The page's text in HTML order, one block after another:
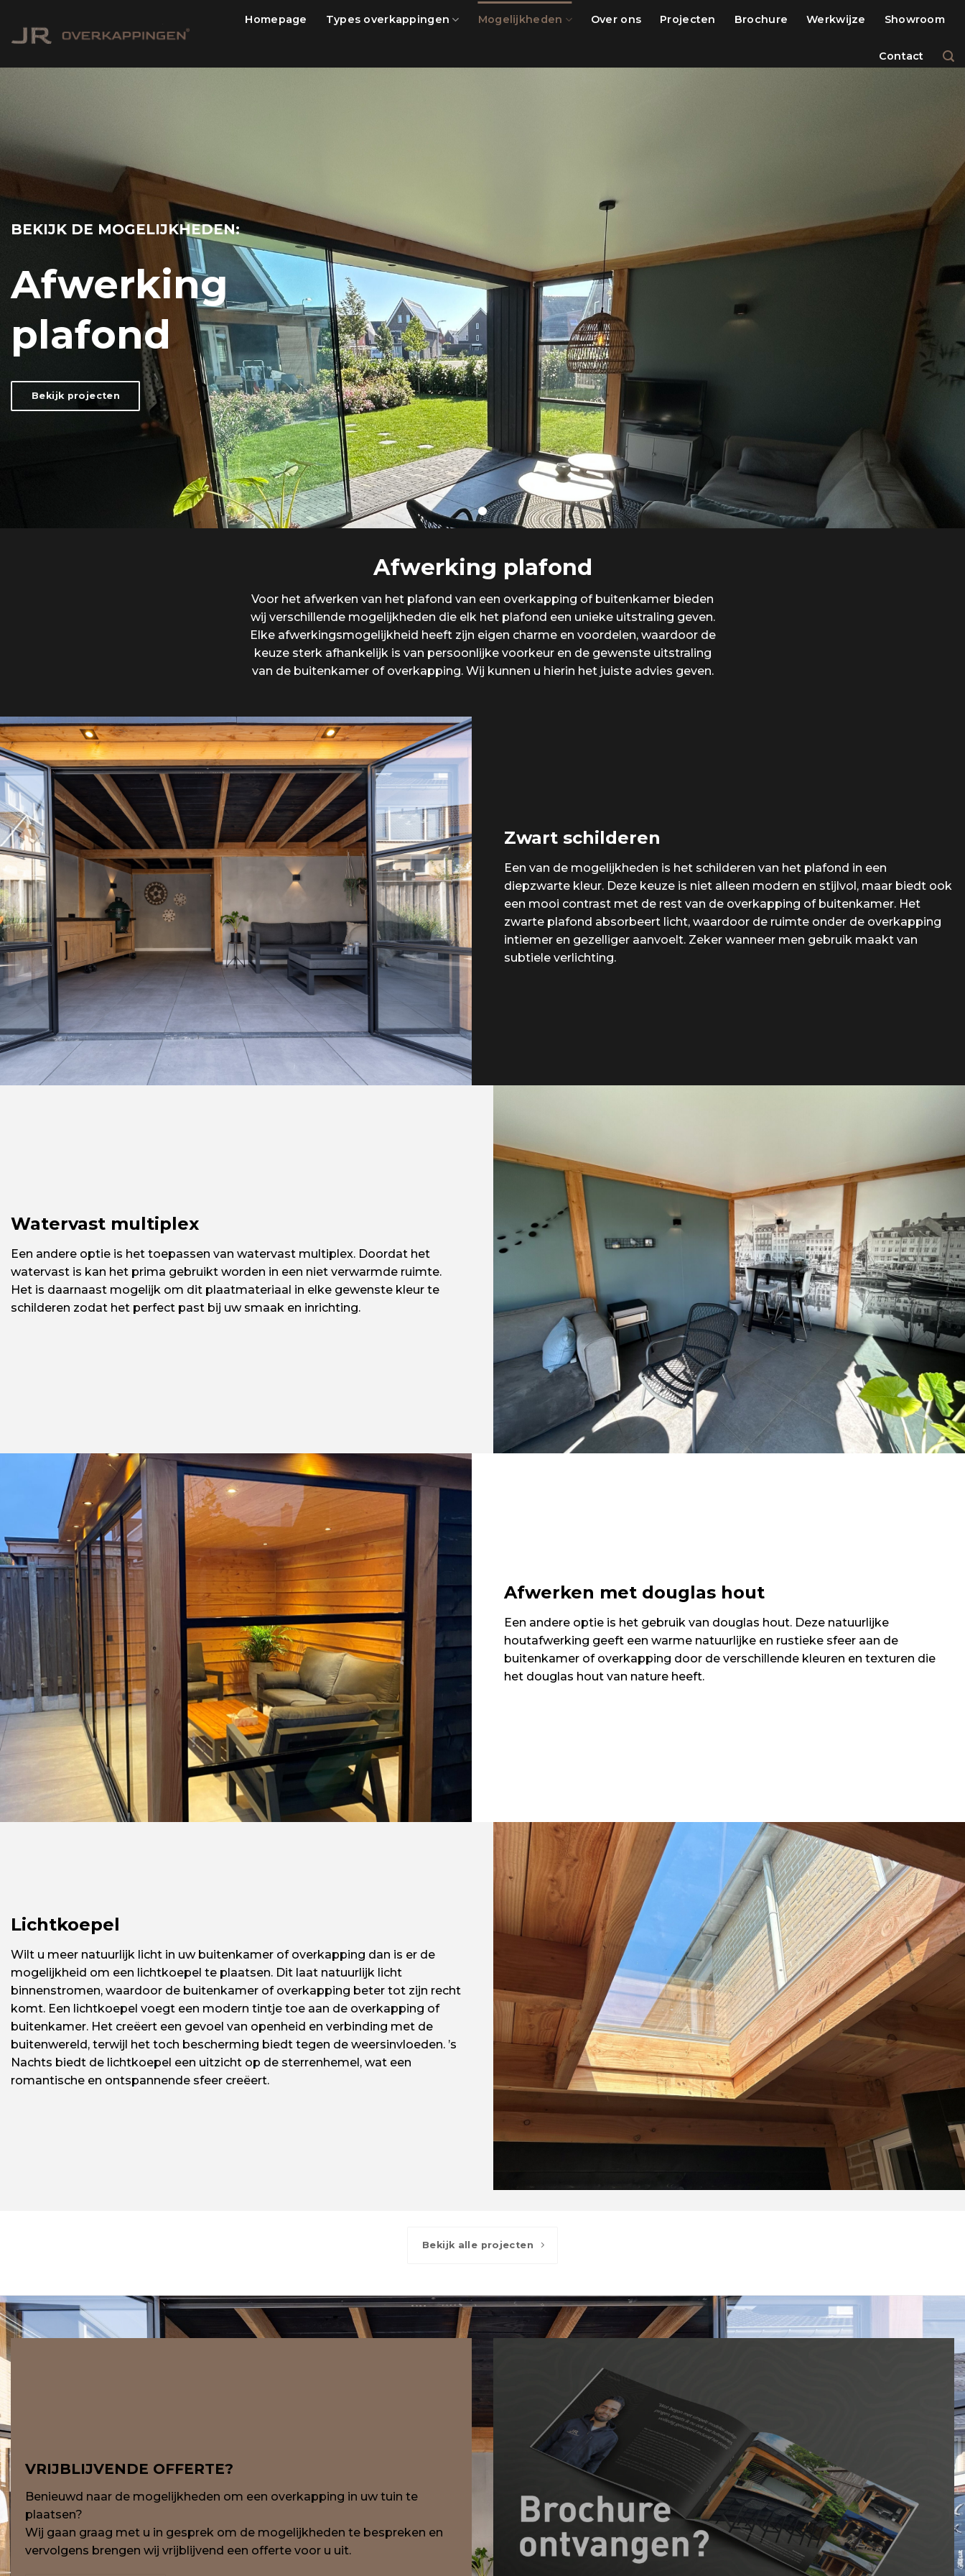
content
Homepage Types overkappingen Mogelijkheden Over ons Projecten Brochure Werkwijze Showroom
Contact
BEKIJK DE MOGELIJKHEDEN:
Afwerking
plafond
Bekijk projecten
Afwerking plafond
Voor het afwerken van het plafond van een overkapping of buitenkamer bieden
wij verschillende mogelijkheden die elk het plafond een unieke uitstraling geven.
Elke afwerkingsmogelijkheid heeft zijn eigen charme en voordelen, waardoor de
keuze sterk afhankelijk is van persoonlijke voorkeur en de gewenste uitstraling
van de buitenkamer of overkapping. Wij kunnen u hierin het juiste advies geven.
Zwart schilderen
Een van de mogelijkheden is het schilderen van het plafond in een
diepzwarte kleur. Deze keuze is niet alleen modern en stijlvol, maar biedt ook
een mooi contrast met de rest van de overkapping of buitenkamer. Het
zwarte plafond absorbeert licht, waardoor de ruimte onder de overkapping
intiemer en gezelliger aanvoelt. Zeker wanneer men gebruik maakt van
subtiele verlichting.
Watervast multiplex
Een andere optie is het toepassen van watervast multiplex. Doordat het
watervast is kan het prima gebruikt worden in een niet verwarmde ruimte.
Het is daarnaast mogelijk om dit plaatmateriaal in elke gewenste kleur te
schilderen zodat het perfect past bij uw smaak en inrichting.
Afwerken met douglas hout
Een andere optie is het gebruik van douglas hout. Deze natuurlijke
houtafwerking geeft een warme natuurlijke en rustieke sfeer aan de
buitenkamer of overkapping door de verschillende kleuren en texturen die
het douglas hout van nature heeft.
Lichtkoepel
Wilt u meer natuurlijk licht in uw buitenkamer of overkapping dan is er de
mogelijkheid om een lichtkoepel te plaatsen. Dit laat natuurlijk licht
binnenstromen, waardoor de buitenkamer of overkapping beter tot zijn recht
komt. Een lichtkoepel voegt een modern tintje toe aan de overkapping of
buitenkamer. Het creëert een gevoel van openheid en verbinding met de
buitenwereld, terwijl het toch bescherming biedt tegen de weersinvloeden. ’s
Nachts biedt de lichtkoepel een uitzicht op de sterrenhemel, wat een
romantische en ontspannende sfeer creëert.
Bekijk alle projecten
VRIJBLIJVENDE OFFERTE?
Benieuwd naar de mogelijkheden om een overkapping in uw tuin te
plaatsen?
Wij gaan graag met u in gesprek om de mogelijkheden te bespreken en
vervolgens brengen wij vrijblijvend een offerte voor u uit.